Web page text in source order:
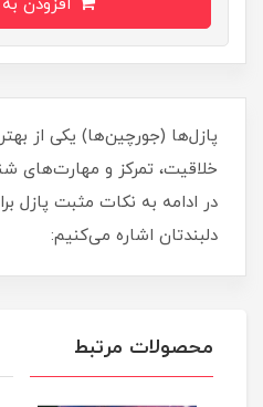
پازل‌ها (جورچین‌ها) یکی از
خلاقیت، تمرکز و مهارت‌های
در ادامه به نکات مثبت پازل
دلبندتان اشاره می‌کنیم:
محصولات مرتبط